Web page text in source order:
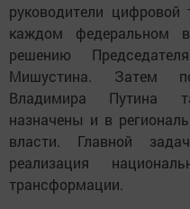
руководители
каждом федеральном
решению
Мишустина. Затем
Владимира Путина
назначены и в
власти. Главной
реализация
трансформации.